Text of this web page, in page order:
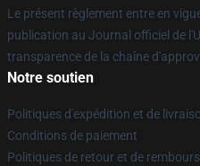
Le présent règlement entre en
publication au Journal officiel de
transparence de la chaîne
Notre soutien
Politiques d'expédition et de
Conditions de paiement
Politiques de retour et de